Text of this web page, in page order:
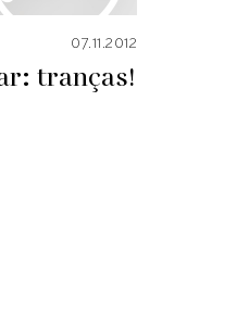
07.11.2012
tranças!